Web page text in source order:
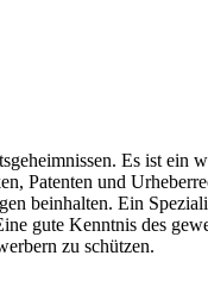
Es ist ein
Patenten und
beinhalten. Ein
gute Kenntnis des
zu schützen.